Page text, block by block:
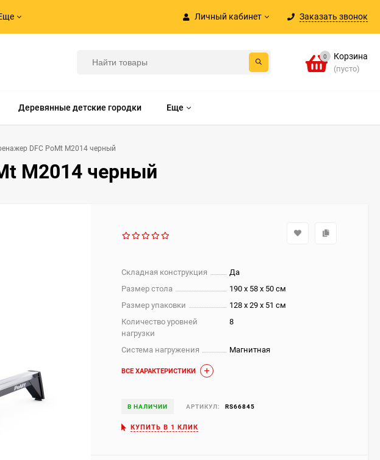
Личный кабинет Заказать звонок
0 Корзина
(пусто)
Деревянные детские городки Еще
DFC PoMt M2014 черный
M2014 черный
Складная конструкция
Да
Размер стола
190 х 58 х 50 см
Размер упаковки
128 х 29 х 51 см
Количество уровней
нагрузки
8
Система нагружения Магнитная
ВСЕ ХАРАКТЕРИСТИКИ
В НАЛИЧИИ АРТИКУЛ: RS66845
КУПИТЬ В 1 КЛИК